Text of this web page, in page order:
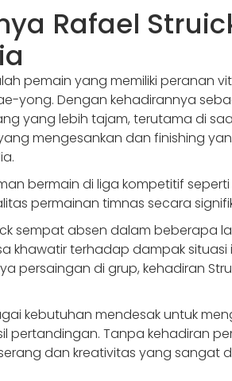
Rafael
pemain yang memiliki peranan
yong. Dengan kehadirannya
yang lebih tajam, terutama di
mengesankan dan finishing
bermain di liga kompetitif
permainan timnas secara
sempat absen dalam beberapa
khawatir terhadap dampak situasi
persaingan di grup, kehadiran
kebutuhan mendesak untuk
pertandingan. Tanpa kehadiran
dan kreativitas yang sangat